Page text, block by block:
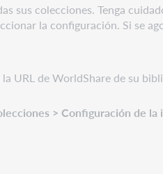
sus colecciones. Tenga
la configuración. Si se
URL de WorldShare de su
> Configuración de la